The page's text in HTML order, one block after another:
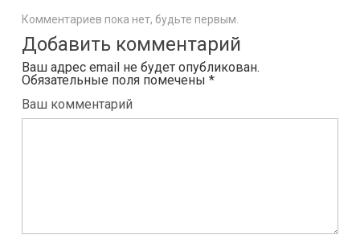
Комментариев пока нет, будьте первым.
Добавить комментарий
Ваш адрес email не будет опубликован.
Обязательные поля помечены *
Ваш комментарий